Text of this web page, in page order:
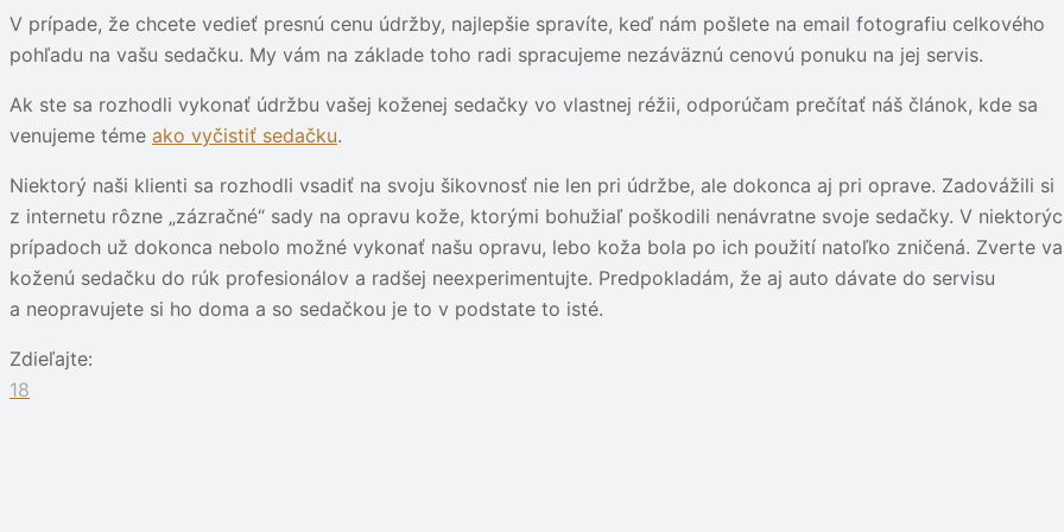
V prípade, že chcete vedieť presnú cenu údržby, najlepšie spravíte, keď nám pošlete na email fotografiu celkového
pohľadu na vašu sedačku. My vám na základe toho radi spracujeme nezáväznú cenovú ponuku na jej servis.
Ak ste sa rozhodli vykonať údržbu vašej koženej sedačky vo vlastnej réžii, odporúčam prečítať náš článok, kde sa
venujeme téme ako vyčistiť sedačku.
Niektorý naši klienti sa rozhodli vsadiť na svoju šikovnosť nie len pri údržbe, ale dokonca aj pri oprave. Zadovážili si
z internetu rôzne „zázračné“ sady na opravu kože, ktorými bohužiaľ poškodili nenávratne svoje sedačky. V
prípadoch už dokonca nebolo možné vykonať našu opravu, lebo koža bola po ich použití natoľko zničená. Zverte
koženú sedačku do rúk profesionálov a radšej neexperimentujte. Predpokladám, že aj auto dávate do servisu
a neopravujete si ho doma a so sedačkou je to v podstate to isté.
Zdieľajte:
18